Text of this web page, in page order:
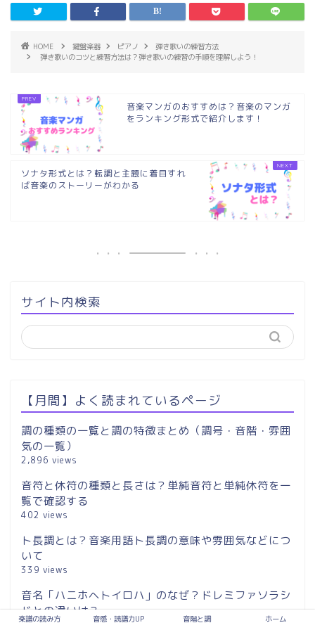
HOME 鍵盤楽器 ピアノ
弾き歌いの練習方法
弾き歌いのコツと練習方法は？弾き歌いの練習の手順を理解しよう！
音楽マンガのおすすめは？音楽のマンガ
をランキング形式で紹介します！
ソナタ形式とは？転調と主題に着目すれ
ば音楽のストーリーがわかる
サイト内検索
【月間】よく読まれているページ
調の種類の一覧と調の特徴まとめ（調号・音階・雰囲
気の一覧）
2,896 views
音符と休符の種類と長さは？単純音符と単純休符を一
覧で確認する
402 views
ト長調とは？音楽用語ト長調の意味や雰囲気などにつ
いて
339 views
音名「ハニホヘトイロハ」のなぜ？ドレミファソラシ
ドとの違いは？
297 views
楽譜の読み方 音感・読譜力UP 音階と調 ホーム